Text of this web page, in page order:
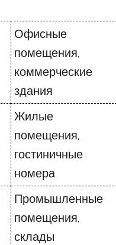
Офисные
помещения,
коммерческие
здания
Жилые
помещения,
гостиничные
номера
Промышленные
помещения,
склады